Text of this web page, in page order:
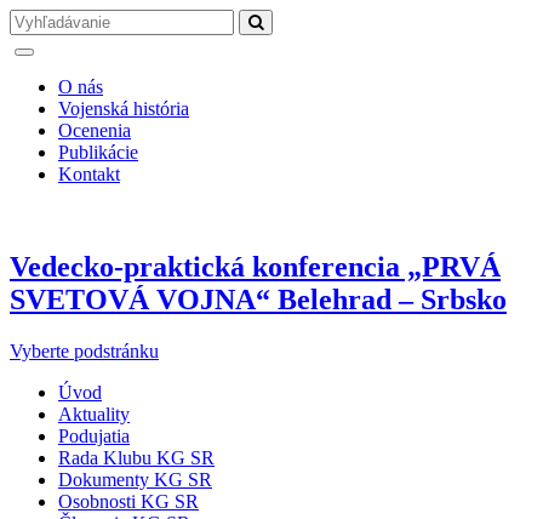
O nás
Vojenská história
Ocenenia
Publikácie
Kontakt
Vedecko-praktická konferencia „PRVÁ
SVETOVÁ VOJNA“ Belehrad – Srbsko
Vyberte podstránku
Úvod
Aktuality
Podujatia
Rada Klubu KG SR
Dokumenty KG SR
Osobnosti KG SR